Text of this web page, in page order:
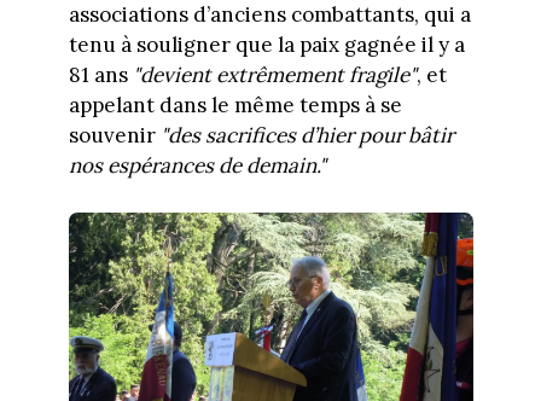
associations d’anciens combattants, qui a
tenu à souligner que la paix gagnée il y a
81 ans "devient extrêmement fragile", et
appelant dans le même temps à se
souvenir"des sacrifices d’hier pour bâtir
nos espérances de demain."